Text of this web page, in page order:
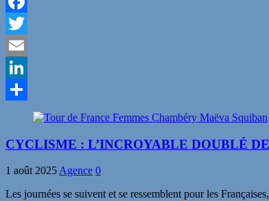
Facebook
Twitter
Email
LinkedIn
Partager
CYCLISME : L’INCROYABLE DOUBLÉ
1 août 2025 Agence 0
Les journées se suivent et se ressemblent pour les